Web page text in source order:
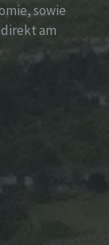
sowie
am